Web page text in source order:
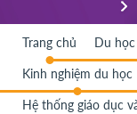
Trang chủ Du
Kinh nghiệm du học
Hệ thống giáo dục